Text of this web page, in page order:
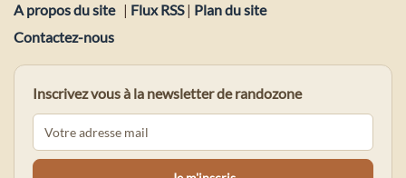
A propos du site | Flux RSS| Plan du site
Contactez-nous
Inscrivez vous à la newsletter de randozone